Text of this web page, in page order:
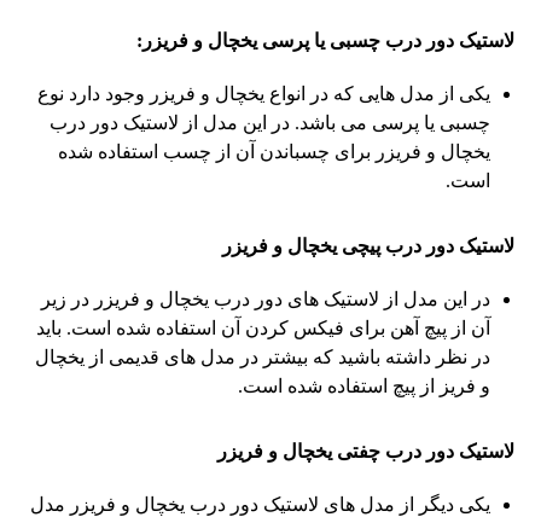
لاستیک دور درب چسبی یا پرسی یخچال و فریزر:
یکی از مدل هایی که در انواع یخچال و فریزر وجود دارد نوع
چسبی یا پرسی می باشد. در این مدل از لاستیک دور درب
یخچال و فریزر برای چسباندن آن از چسب استفاده شده
است.
لاستیک دور درب پیچی یخچال و فریزر
در این مدل از لاستیک های دور درب یخچال و فریزر در زیر
آن از پیچ آهن برای فیکس کردن آن استفاده شده است. باید
در نظر داشته باشید که بیشتر در مدل های قدیمی از یخچال
و فریز از پیچ استفاده شده است.
لاستیک دور درب چفتی یخچال و فریزر
یکی دیگر از مدل های لاستیک دور درب یخچال و فریزر مدل